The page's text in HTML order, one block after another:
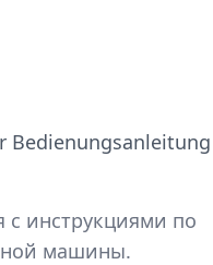
Bedienungsanleitung
с инструкциями по
машины.